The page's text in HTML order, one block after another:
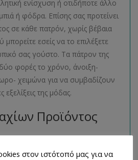
ενίσχυση ή οτιδήποτε άλλο
ή φόδρα. Επίσης σας προτείνει
σε κάθε πατρόν, χωρίς βέβαια
εσείς να το επιλέξετε
σας γούστο. Τα πάτρον της
φορές το χρόνο, άνοιξη-
χειμώνα για να συμβαδίζουν
εξελίξεις της μόδας.
Προϊόντος
στον ιστότοπό μας για να